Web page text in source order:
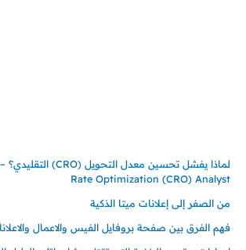
Rate Optimization (CRO) Analyst
من الصفر إلى إعلانات ميتا الذكية
فهم الفرق بين صفحة بروفايل الفيس والاعمال